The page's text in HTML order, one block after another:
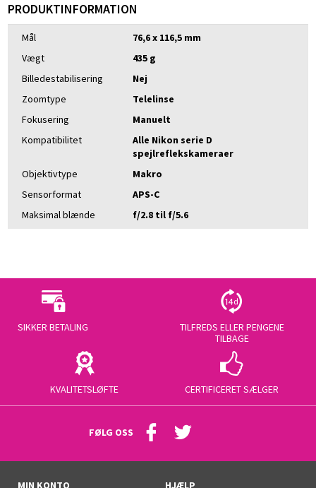
PRODUKTINFORMATION
Mål
76,6 x 116,5 mm
Vægt
435 g
Billedestabilisering
Nej
Zoomtype
Telelinse
Fokusering
Manuelt
Kompatibilitet
Alle Nikon serie D
spejlreflekskameraer
Objektivtype
Makro
Sensorformat
APS-C
Maksimal blænde
f/2.8 til f/5.6
SIKKER BETALING
TILFREDS ELLER PENGENE
TILBAGE
KVALITETSLØFTE CERTIFICERET SÆLGER
FØLG OSS
MIN KONTO HJÆLP